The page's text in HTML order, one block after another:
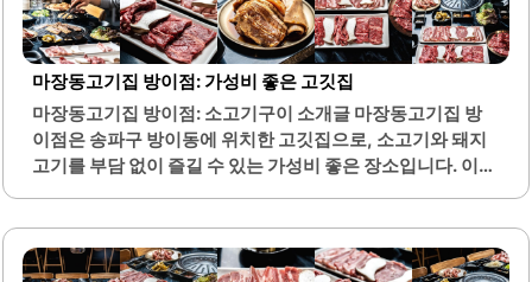
마장동고기집 방이점: 가성비 좋은 고깃집
마장동고기집 방이점: 소고기구이 소개글 마장동고기집 방
이점은 송파구 방이동에 위치한 고깃집으로, 소고기와 돼지
고기를 부담 없이 즐길 수 있는 가성비 좋은 장소입니다. 이곳
밑간이 되어 있어 더욱 맛있게 즐길 수 있습니다.돼지고기는
500그램 단위로 제공되며, 가격이 합리적이어서 많은 손님